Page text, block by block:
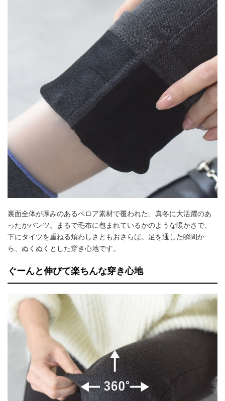
裏面全体が厚みのあるベロア素材で覆われた、真冬に大活躍のあ
ったかパンツ。まるで毛布に包まれているかのような暖かさで、
下にタイツを重ねる煩わしさともおさらば。足を通した瞬間か
ら、ぬくぬくとした穿き心地です。
ぐーんと伸びて楽ちんな穿き心地